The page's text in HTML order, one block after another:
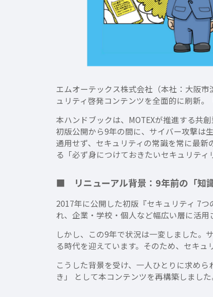
エムオーテックス株式会社（本社：大阪
ュリティ啓発コンテンツを全面的に刷新
本ハンドブックは、MOTEXが推進する共
初版公開から9年の間に、サイバー攻撃は
通用せず、セキュリティの常識を常に最
る「必ず身につけておきたいセキュリティ
■ リニューアル背景：9年前の「知
2017年に公開した初版『セキュリティ 7
れ、企業・学校・個人など幅広い層に活用
しかし、この9年で状況は一変しました。
る時代を迎えています。そのため、セキュ
こうした背景を受け、一人ひとりに求め
き」 として本コンテンツを再構築しました